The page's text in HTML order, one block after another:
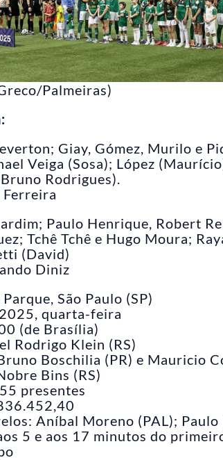
Palmeiras)
Giay, Gómez, Murilo e
Veiga (Sosa); López
Rodrigues).
Ferreira
Paulo Henrique, Robert
Tchê Tchê e Hugo Moura;
(David)
Diniz
São Paulo (SP)
quarta-feira
(de Brasília)
Rodrigo Klein (RS)
Boschilia (PR) e Mauricio
Bins (RS)
presentes
Aníbal Moreno (PAL); Paulo
5 e aos 17 minutos do